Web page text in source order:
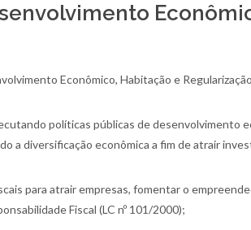
Econômico, Habitação e
políticas públicas de desenvolvimento
a diversificação econômica a fim de atrair
para atrair empresas, fomentar o
Fiscal (LC nº 101/2000);